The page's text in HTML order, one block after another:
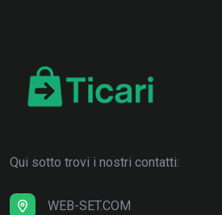
Qui sotto trovi i nostri contatti:
WEB-SET.COM